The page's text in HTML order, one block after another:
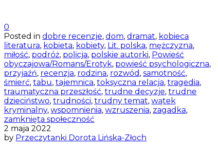
0
Posted in dobre recenzje, dom, dramat, kobieca
literatura, kobieta, kobiety, Lit. polska, mężczyzna,
miłość, podróż, policja, polskie autorki, Powieść
obyczajowa/Romans/Erotyk, powieść psychologiczna,
przyjaźń, recenzja, rodzina, rozwód , samotność,
śmierć, tabu, tajemnica, toksyczna relacja, tragedia,
traumatyczna przeszłość, trudne decyzje, trudne
dzieciństwo, trudności, trudny temat, wątek
kryminalny, wspomnienia, wzruszenia, zagadka,
zamknięta społeczność
2 maja 2022
by Przeczytanki Dorota Lińska-Złoch